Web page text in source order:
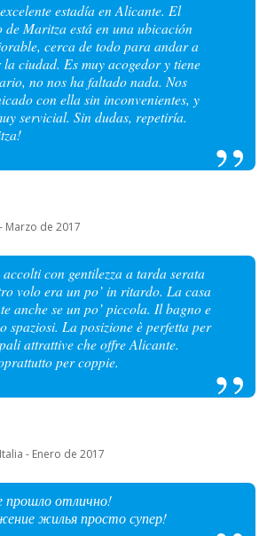
estadía en Alicante. El
de Maritza está en una ubicación
cerca de todo para andar a
ciudad. Es muy acogedor y tiene
no nos ha faltado nada. Nos
con ella sin inconvenientes, y
servicial. Sin dudas, repetiría.
Marzo de 2017
con gentilezza a tarda serata
volo era un po’ in ritardo. La casa
anche se un po’ piccola. Il bagno e
spaziosi. La posizione è perfetta per
attrattive che offre Alicante.
per coppie.
- Enero de 2017
прошло отлично!
жилья просто супер!